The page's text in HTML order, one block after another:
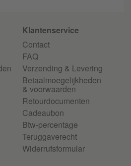
Klantenservice
Contact
FAQ
Verzending & Levering
Betaalmoegelijkheden
& voorwaarden
Retourdocumenten
Cadeaubon
Btw-percentage
Teruggaverecht
Widerrufsformular